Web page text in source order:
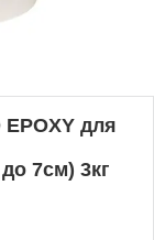
для
7см) 3кг